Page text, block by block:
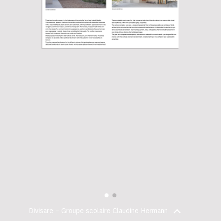
Divisare – Groupe scolaire Claudine Hermann